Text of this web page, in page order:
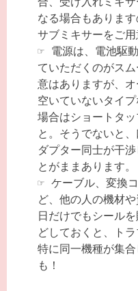
合、受け入れミキ
なる場合もありま
サブミキサーをご用
☞ 電源は、電池駆
ていただくのがス
意はありますが、
空いていないタイ
場合はショートタ
と。そうでないと
ダプター同士が干
とがままあります。
☞ ケーブル、変換
ど、他の人の機材
日だけでもシール
どしておくと、ト
特に同一機種が集
も！